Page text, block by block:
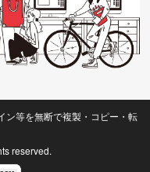
ン等を無断で複製・コピー・転
reserved.